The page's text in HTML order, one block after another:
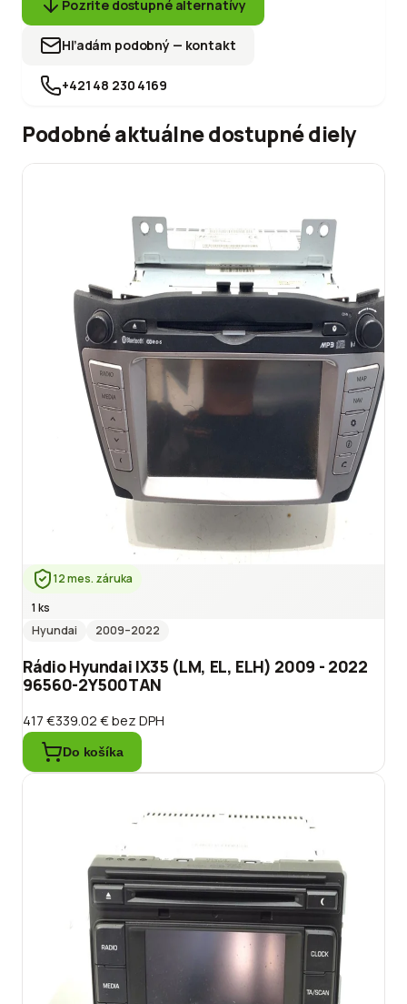
Pozrite dostupné alternatívy
Hľadám podobný — kontakt
+421 48 230 4169
Podobné aktuálne dostupné diely
12 mes. záruka
1 ks
Hyundai
2009–2022
Rádio Hyundai IX35 (LM, EL, ELH) 2009 - 2022
96560-2Y500TAN
417 €339.02 €bez DPH
Do košíka